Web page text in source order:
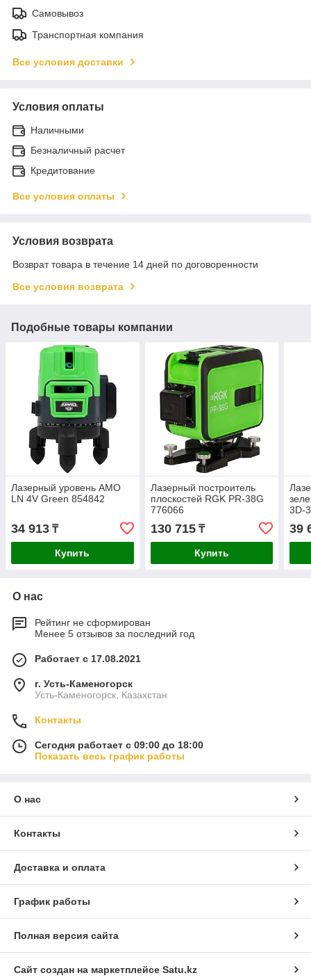
Самовывоз
Транспортная компания
Все условия доставки
Условия оплаты
Наличными
Безналичный расчет
Кредитование
Все условия оплаты
Условия возврата
Возврат товара в течение 14 дней по договоренности
Все условия возврата
Подобные товары компании
Лазерный уровень AMO
LN 4V Green 854842
34 913 ₸
Купить
Лазерный построитель
плоскостей RGK PR-38G
776066
130 715₸
Купить
3D-
39
О нас
Рейтинг не сформирован
Менее 5 отзывов за последний год
Работает с 17.08.2021
г. Усть-Каменогорск
Усть-Каменогорск, Казахстан
Контакты
Сегодня работает с 09:00 до 18:00
Показать весь график работы
О нас
Контакты
Доставка и оплата
График работы
Полная версия сайта
Сайт создан на маркетплейсе Satu.kz